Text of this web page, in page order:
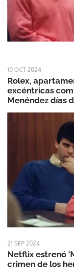
10 OCT 2024
Rolex,
excéntricas
Menéndez días
21 SEP 2024
Netflix estrenó
crimen de los